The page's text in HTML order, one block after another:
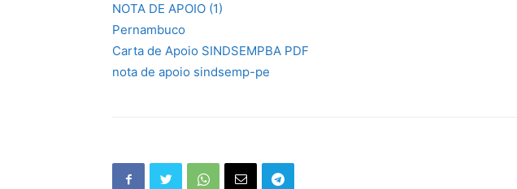
NOTA DE APOIO (1)
Pernambuco
Carta de Apoio SINDSEMPBA PDF
nota de apoio sindsemp-pe